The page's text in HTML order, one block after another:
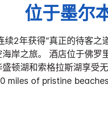
位于墨尔
续2年获得“真正的待客之
岸之旅。 酒店位于佛罗
顿湖和索格拉斯湖享受
miles of pristine